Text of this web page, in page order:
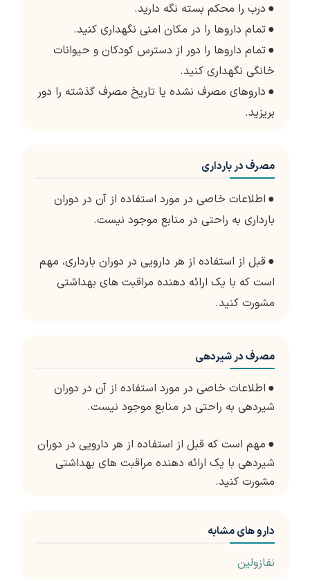
● درب را محکم بسته نگه دارید.
●تمام داروها را در مکان امنی نگهداری کنید.
●تمام داروها را دور از دسترس کودکان و حیوانات
خانگی نگهداری کنید.
● داروهای مصرف نشده یا تاریخ مصرف گذشته را دور
بریزید.
مصرف در بارداری
● اطلاعات خاصی در مورد استفاده از آن در دوران
بارداری به راحتی در منابع موجود نیست.
●قبل از استفاده از هر دارویی در دوران بارداری، مهم
است که با یک ارائه دهنده مراقبت های بهداشتی
مشورت کنید.
مصرف در شیردهی
● اطلاعات خاصی در مورد استفاده از آن در دوران
شیردهی به راحتی در منابع موجود نیست.
● مهم است که قبل از استفاده از هر دارویی در دوران
شیردهی با یک ارائه دهنده مراقبت های بهداشتی
مشورت کنید.
دارو های مشابه
نفازولین